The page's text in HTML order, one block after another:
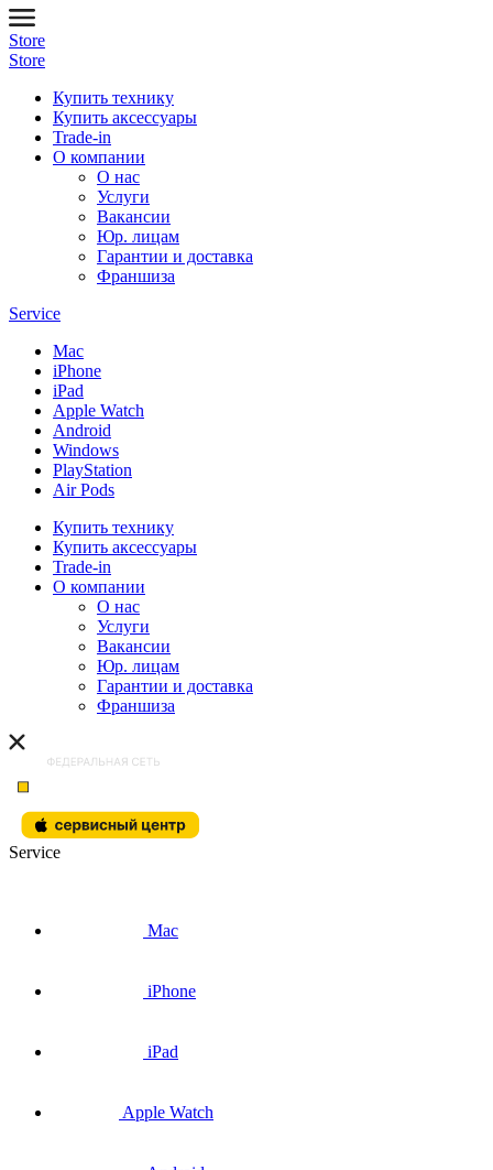
Store
Store
Купить технику
Купить аксессуары
Trade-in
О компании
О нас
Услуги
Вакансии
Юр. лицам
Гарантии и доставка
Франшиза
Service
Mac
iPhone
iPad
Apple Watch
Android
Windows
PlayStation
Air Pods
Купить технику
Купить аксессуары
Trade-in
О компании
О нас
Услуги
Вакансии
Юр. лицам
Гарантии и доставка
Франшиза
Service
Mac
iPhone
iPad
Apple Watch